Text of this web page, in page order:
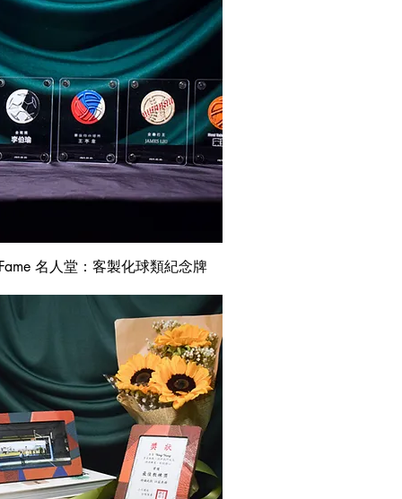
快速瀏覽
名人堂：客製化球類紀念牌